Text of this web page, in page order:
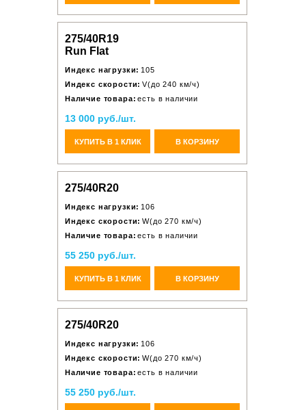
275/40R19
Run Flat
Индекс нагрузки: 105
Индекс скорости: V(до 240 км/ч)
Наличие товара: есть в наличии
13 000 руб./шт.
КУПИТЬ В 1 КЛИК В КОРЗИНУ
275/40R20
Индекс нагрузки: 106
Индекс скорости: W(до 270 км/ч)
Наличие товара: есть в наличии
55 250 руб./шт.
КУПИТЬ В 1 КЛИК В КОРЗИНУ
275/40R20
Индекс нагрузки: 106
Индекс скорости: W(до 270 км/ч)
Наличие товара: есть в наличии
55 250 руб./шт.